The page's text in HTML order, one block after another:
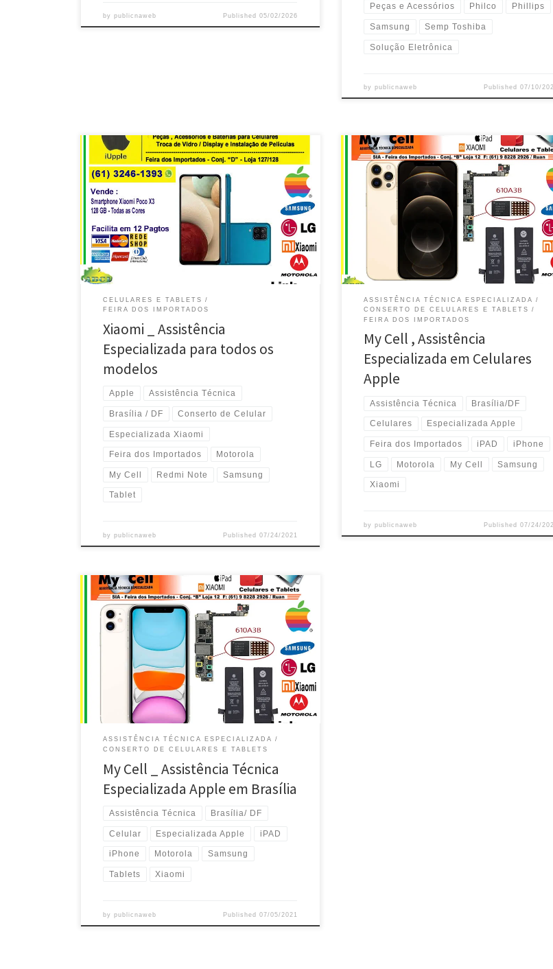
bypublicnaweb Published 05/02/2026
Peças e Acessórios Philco Phillips
Samsung Semp Toshiba
Solução Eletrônica
bypublicnaweb Published 07/10/
iUpple, Assistência Especializada Xiaomi – Feira dos
Importados /DF Manutenção Especializada em celular
da Xiaomi – Brasília / DF Troca de Ci de Carga , celular
Xiaomi Redmi Note – Brasília / DF Reposição de
Display Quebrado , celular Xiaomi Poco X3 pRO-
Brasília / DF Conserto e Solda de […]
CELULARES E TABLETS
FEIRA DOS IMPORTADOS
Xiaomi _ Assistência
Especializada para todos os
modelos
Apple Assistência Técnica
Brasília / DF Conserto de Celular
Especializada Xiaomi
Feira dos Importados Motorola
My Cell Redmi Note Samsung
Tablet
bypublicnaweb Published 07/24/2021
My Cell , Técnica Especializada Apple – Feira dos
Importados , Brasília / DF Manutenção
em iPhone e Ipad da Apple – Brasília / DF Troca de
de Carga , iPhone e Ipad da Apple – Feira dos
Importados / DF Reposição de Display Quebrado
iPhone e Ipad […]
ASSISTÊNCIA TÉCNICA ESPECIALIZADA
CONSERTO DE CELULARES E TABLETS
FEIRA DOS IMPORTADOS
My Cell , Assistência
Especializada em Celulares
Apple
Assistência Técnica Brasília/DF
Celulares Especializada Apple
Feira dos Importados iPAD iPhone
LG Motorola My Cell Samsung
Xiaomi
bypublicnaweb Published 07/24/
My Cell , Manutenção Especializada Apple – Brasília /
DF Assistência Especializada em iPhone e Ipad da
Apple – Brasília / DF Troca de Ci de Carga em iPhone
da Apple- My Cell – Brasília / DF Troca do Display
Quebrado de iPhone -Feira dos Importados – Brasília
/DF Conserto […]
ASSISTÊNCIA TÉCNICA ESPECIALIZADA
CONSERTO DE CELULARES E TABLETS
My Cell _ Assistência Técnica
Especializada Apple em Brasília
Assistência Técnica Brasília/ DF
Celular Especializada Apple iPAD
iPhone Motorola Samsung
Tablets Xiaomi
bypublicnaweb Published 07/05/2021